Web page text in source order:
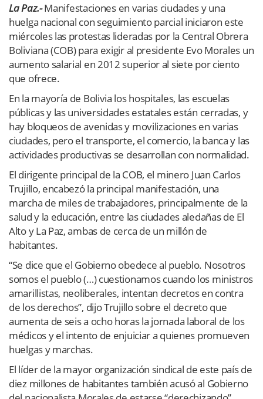
La Paz.-Manifestaciones en varias ciudades y una
huelga nacional con seguimiento parcial iniciaron este
miércoles las protestas lideradas por la Central Obrera
Boliviana (COB) para exigir al presidente Evo Morales un
aumento salarial en 2012 superior al siete por ciento
que ofrece.
En la mayoría de Bolivia los hospitales, las escuelas
públicas y las universidades estatales están cerradas, y
hay bloqueos de avenidas y movilizaciones en varias
ciudades, pero el transporte, el comercio, la banca y las
actividades productivas se desarrollan con normalidad.
El dirigente principal de la COB, el minero Juan Carlos
Trujillo, encabezó la principal manifestación, una
marcha de miles de trabajadores, principalmente de la
salud y la educación, entre las ciudades aledañas de El
Alto y La Paz, ambas de cerca de un millón de
habitantes.
“Se dice que el Gobierno obedece al pueblo. Nosotros
somos el pueblo (…) cuestionamos cuando los ministros
amarillistas, neoliberales, intentan decretos en contra
de los derechos”, dijo Trujillo sobre el decreto que
aumenta de seis a ocho horas la jornada laboral de los
médicos y el intento de enjuiciar a quienes promueven
huelgas y marchas.
El líder de la mayor organización sindical de este país de
diez millones de habitantes también acusó al Gobierno